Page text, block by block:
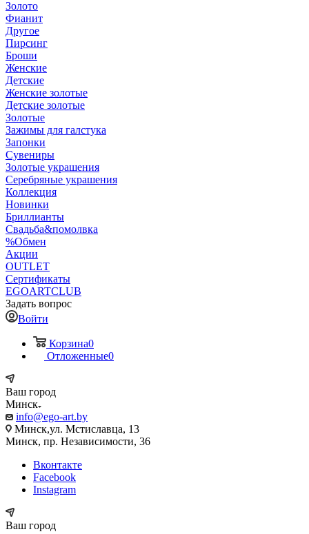
Золото
Фианит
Другое
Пирсинг
Броши
Женские
Детские
Женские золотые
Детские золотые
Золотые
Зажимы для галстука
Запонки
Сувениры
Золотые украшения
Серебряные украшения
Коллекция
Новинки
Бриллианты
Свадьба&помолвка
%Обмен
Акции
OUTLET
Сертификаты
EGOARTCLUB
Задать вопрос
Войти
Корзина0
Отложенные0
Ваш город
Минск
info@ego-art.by
Минск,ул. Мстиславца, 13
Минск, пр. Независимости, 36
Вконтакте
Facebook
Instagram
Ваш город